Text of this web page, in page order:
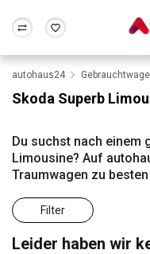
Wir bewerten dein Auto
Alle
Rund
Frankfurt Wuppertal
autohaus24
Skoda Superb
Du suchst nach einem
Limousine? Auf
Traumwagen zu
Filter
Leider haben wir